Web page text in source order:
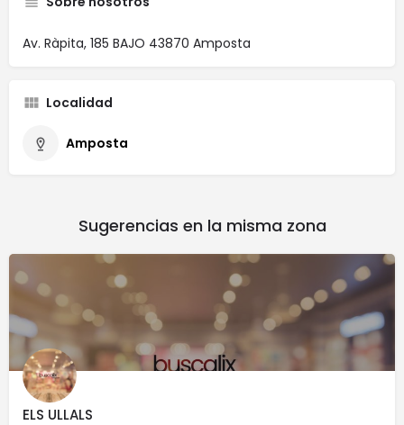
Av. Ràpita, 185 BAJO 43870 Amposta
Localidad
Amposta
Sugerencias en la misma zona
ELS ULLALS